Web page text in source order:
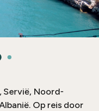
Servië, Noord-
Op reis door